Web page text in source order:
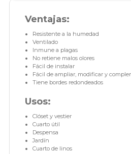
Ventajas:
Resistente a la humedad
Ventilado
Inmune a plagas
No retiene malos olores
Fácil de instalar
Fácil de ampliar, modificar y
Tiene bordes redondeados
Usos:
Clóset y vestier
Cuarto útil
Despensa
Jardín
Cuarto de linos